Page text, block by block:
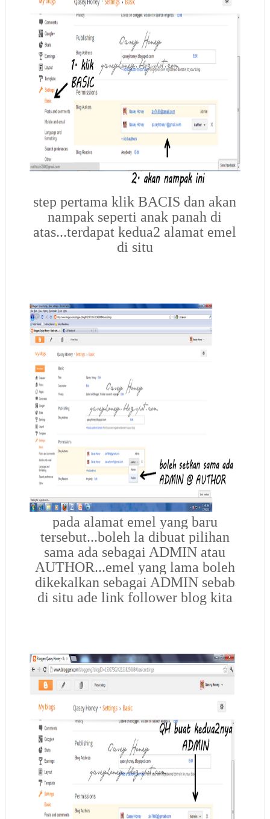
step pertama klik BACIS dan akan
nampak seperti anak panah di
atas...terdapat kedua2 alamat emel
di situ
pada alamat emel yang baru
tersebut...boleh la dibuat pilihan
sama ada sebagai ADMIN atau
AUTHOR...emel yang lama boleh
dikekalkan sebagai ADMIN sebab
di situ ade link follower blog kita